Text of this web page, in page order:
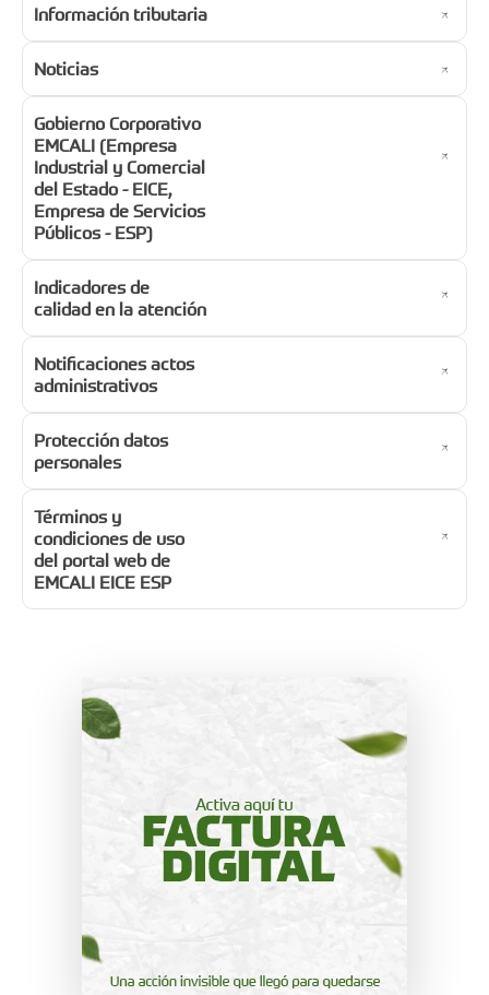
Información tributaria
Noticias
Gobierno Corporativo
EMCALI (Empresa
Industrial y Comercial
del Estado - EICE,
Empresa de Servicios
Públicos - ESP)
Indicadores de
calidad en la atención
Notificaciones actos
administrativos
Protección datos
personales
Términos y
condiciones de uso
del portal web de
EMCALI EICE ESP